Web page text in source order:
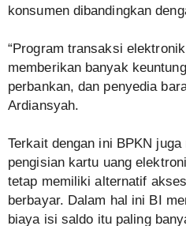
konsumen dibandingkan
“Program transaksi
memberikan banyak
perbankan, dan penyedia
Ardiansyah.
Terkait dengan ini BPKN
pengisian kartu uang
tetap memiliki alternatif
berbayar. Dalam hal ini BI
biaya isi saldo itu paling